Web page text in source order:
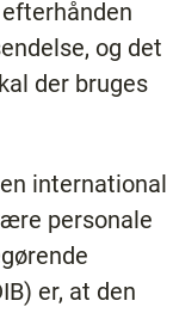
og det
der bruges
international
personale
er, at den